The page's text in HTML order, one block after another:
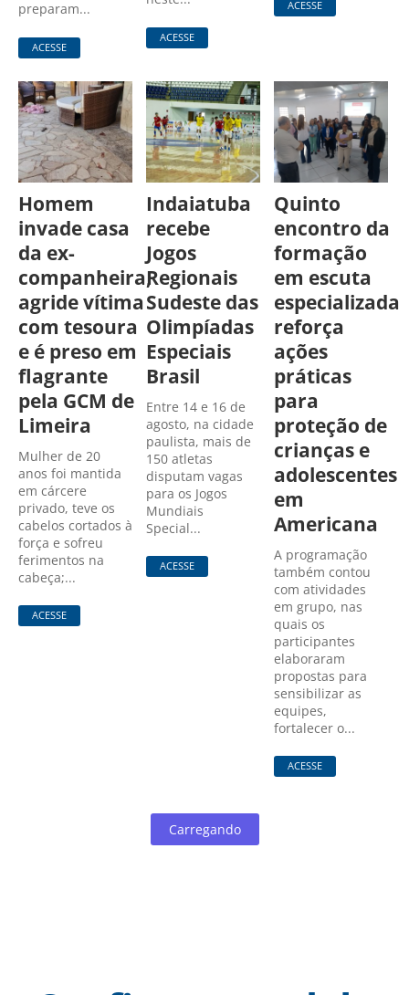
preparam...
ACESSE
ACESSE
ACESSE
Homem
invade casa
da ex-
companheira,
agride vítima
com tesoura
e é preso em
flagrante
pela GCM de
Limeira
Mulher de 20
anos foi mantida
em cárcere
privado, teve os
cabelos cortados à
força e sofreu
ferimentos na
cabeça;...
ACESSE
Indaiatuba
recebe
Jogos
Regionais
Sudeste das
Olimpíadas
Especiais
Brasil
Entre 14 e 16 de
agosto, na cidade
paulista, mais de
150 atletas
disputam vagas
para os Jogos
Mundiais
Special...
ACESSE
Quinto
encontro da
formação
em escuta
especializada
reforça
ações
práticas
para
proteção de
crianças e
adolescentes
em
Americana
A programação
também contou
com atividades
em grupo, nas
quais os
participantes
elaboraram
propostas para
sensibilizar as
equipes,
fortalecer o...
ACESSE
Carregando